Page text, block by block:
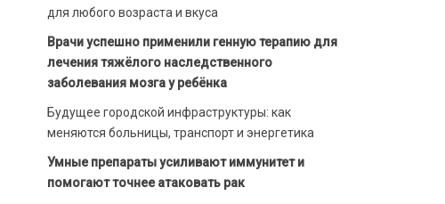
для любого возраста и вкуса
Врачи успешно применили генную терапию для
лечения тяжёлого наследственного
заболевания мозга у ребёнка
Будущее городской инфраструктуры: как
меняются больницы, транспорт и энергетика
Умные препараты усиливают иммунитет и
помогают точнее атаковать рак